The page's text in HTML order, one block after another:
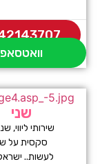
וואטסאפ
שני
שירותי ליווי,
סקסית על
לעשות..